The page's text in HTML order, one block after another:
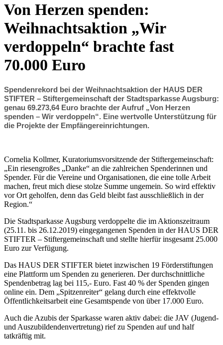
Von Herzen spenden:
Weihnachtsaktion „Wir
verdoppeln“ brachte fast
70.000 Euro
Spendenrekord bei der Weihnachtsaktion der HAUS DER
STIFTER – Stiftergemeinschaft der Stadtsparkasse Augsburg:
genau 69.273,64 Euro brachte der Aufruf „Von Herzen
spenden – Wir verdoppeln“. Eine wertvolle Unterstützung für
die Projekte der Empfängereinrichtungen.
Cornelia Kollmer, Kuratoriumsvorsitzende der Stiftergemeinschaft:
„Ein riesengroßes „Danke“ an die zahlreichen Spenderinnen und
Spender. Für die Vereine und Organisationen, die eine tolle Arbeit
machen, freut mich diese stolze Summe ungemein. So wird effektiv
vor Ort geholfen, denn das Geld bleibt fast ausschließlich in der
Region.“
Die Stadtsparkasse Augsburg verdoppelte die im Aktionszeitraum
(25.11. bis 26.12.2019) eingegangenen Spenden in der HAUS DER
STIFTER – Stiftergemeinschaft und stellte hierfür insgesamt 25.000
Euro zur Verfügung.
Das HAUS DER STIFTER bietet inzwischen 19 Förderstiftungen
eine Plattform um Spenden zu generieren. Der durchschnittliche
Spendenbetrag lag bei 115,- Euro. Fast 40 % der Spenden gingen
online ein. Dem „Spitzenreiter“ gelang durch eine effektvolle
Öffentlichkeitsarbeit eine Gesamtspende von über 17.000 Euro.
Auch die Azubis der Sparkasse waren aktiv dabei: die JAV (Jugend-
und Auszubildendenvertretung) rief zu Spenden auf und half
tatkräftig mit.